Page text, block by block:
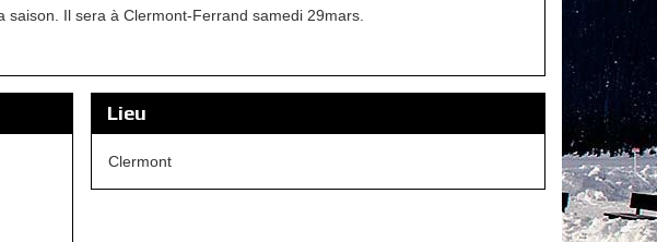
Il sera à Clermont-Ferrand samedi 29mars.
Lieu
Clermont